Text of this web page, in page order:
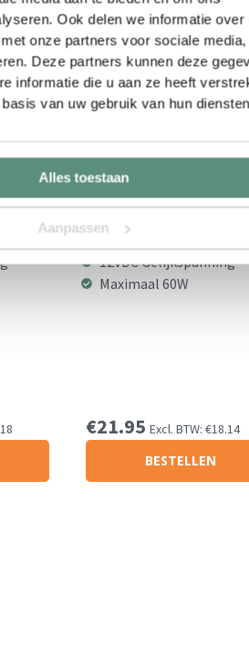
Ook delen we informatie over
onze partners voor sociale media,
Deze partners kunnen deze
informatie die u aan ze heeft
van uw gebruik van hun
Alles toestaan
Aanpassen
12VDC Gelijkspanning
Maximaal 60W
€21.95 Excl. BTW: €18.14
BESTELLEN